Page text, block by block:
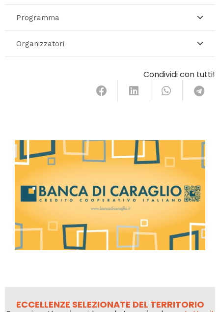
Programma
Organizzatori
Condividi con tutti!
ECCELLENZE SELEZIONATE DEL TERRITORIO